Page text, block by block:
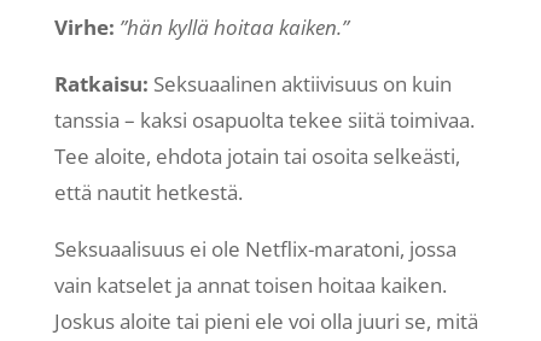
Virhe: ”hän kyllä hoitaa kaiken.”
Ratkaisu: Seksuaalinen aktiivisuus on kuin
tanssia – kaksi osapuolta tekee siitä toimivaa.
Tee aloite, ehdota jotain tai osoita selkeästi,
että nautit hetkestä.
Seksuaalisuus ei ole Netflix-maratoni, jossa
vain katselet ja annat toisen hoitaa kaiken.
Joskus aloite tai pieni ele voi olla juuri se, mitä